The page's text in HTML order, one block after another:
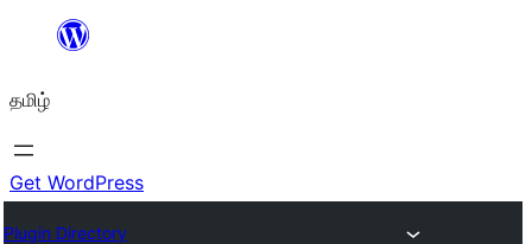
உள்ளடக்கத்திற்கு
தமிழ்
Get WordPress
Plugin Directory